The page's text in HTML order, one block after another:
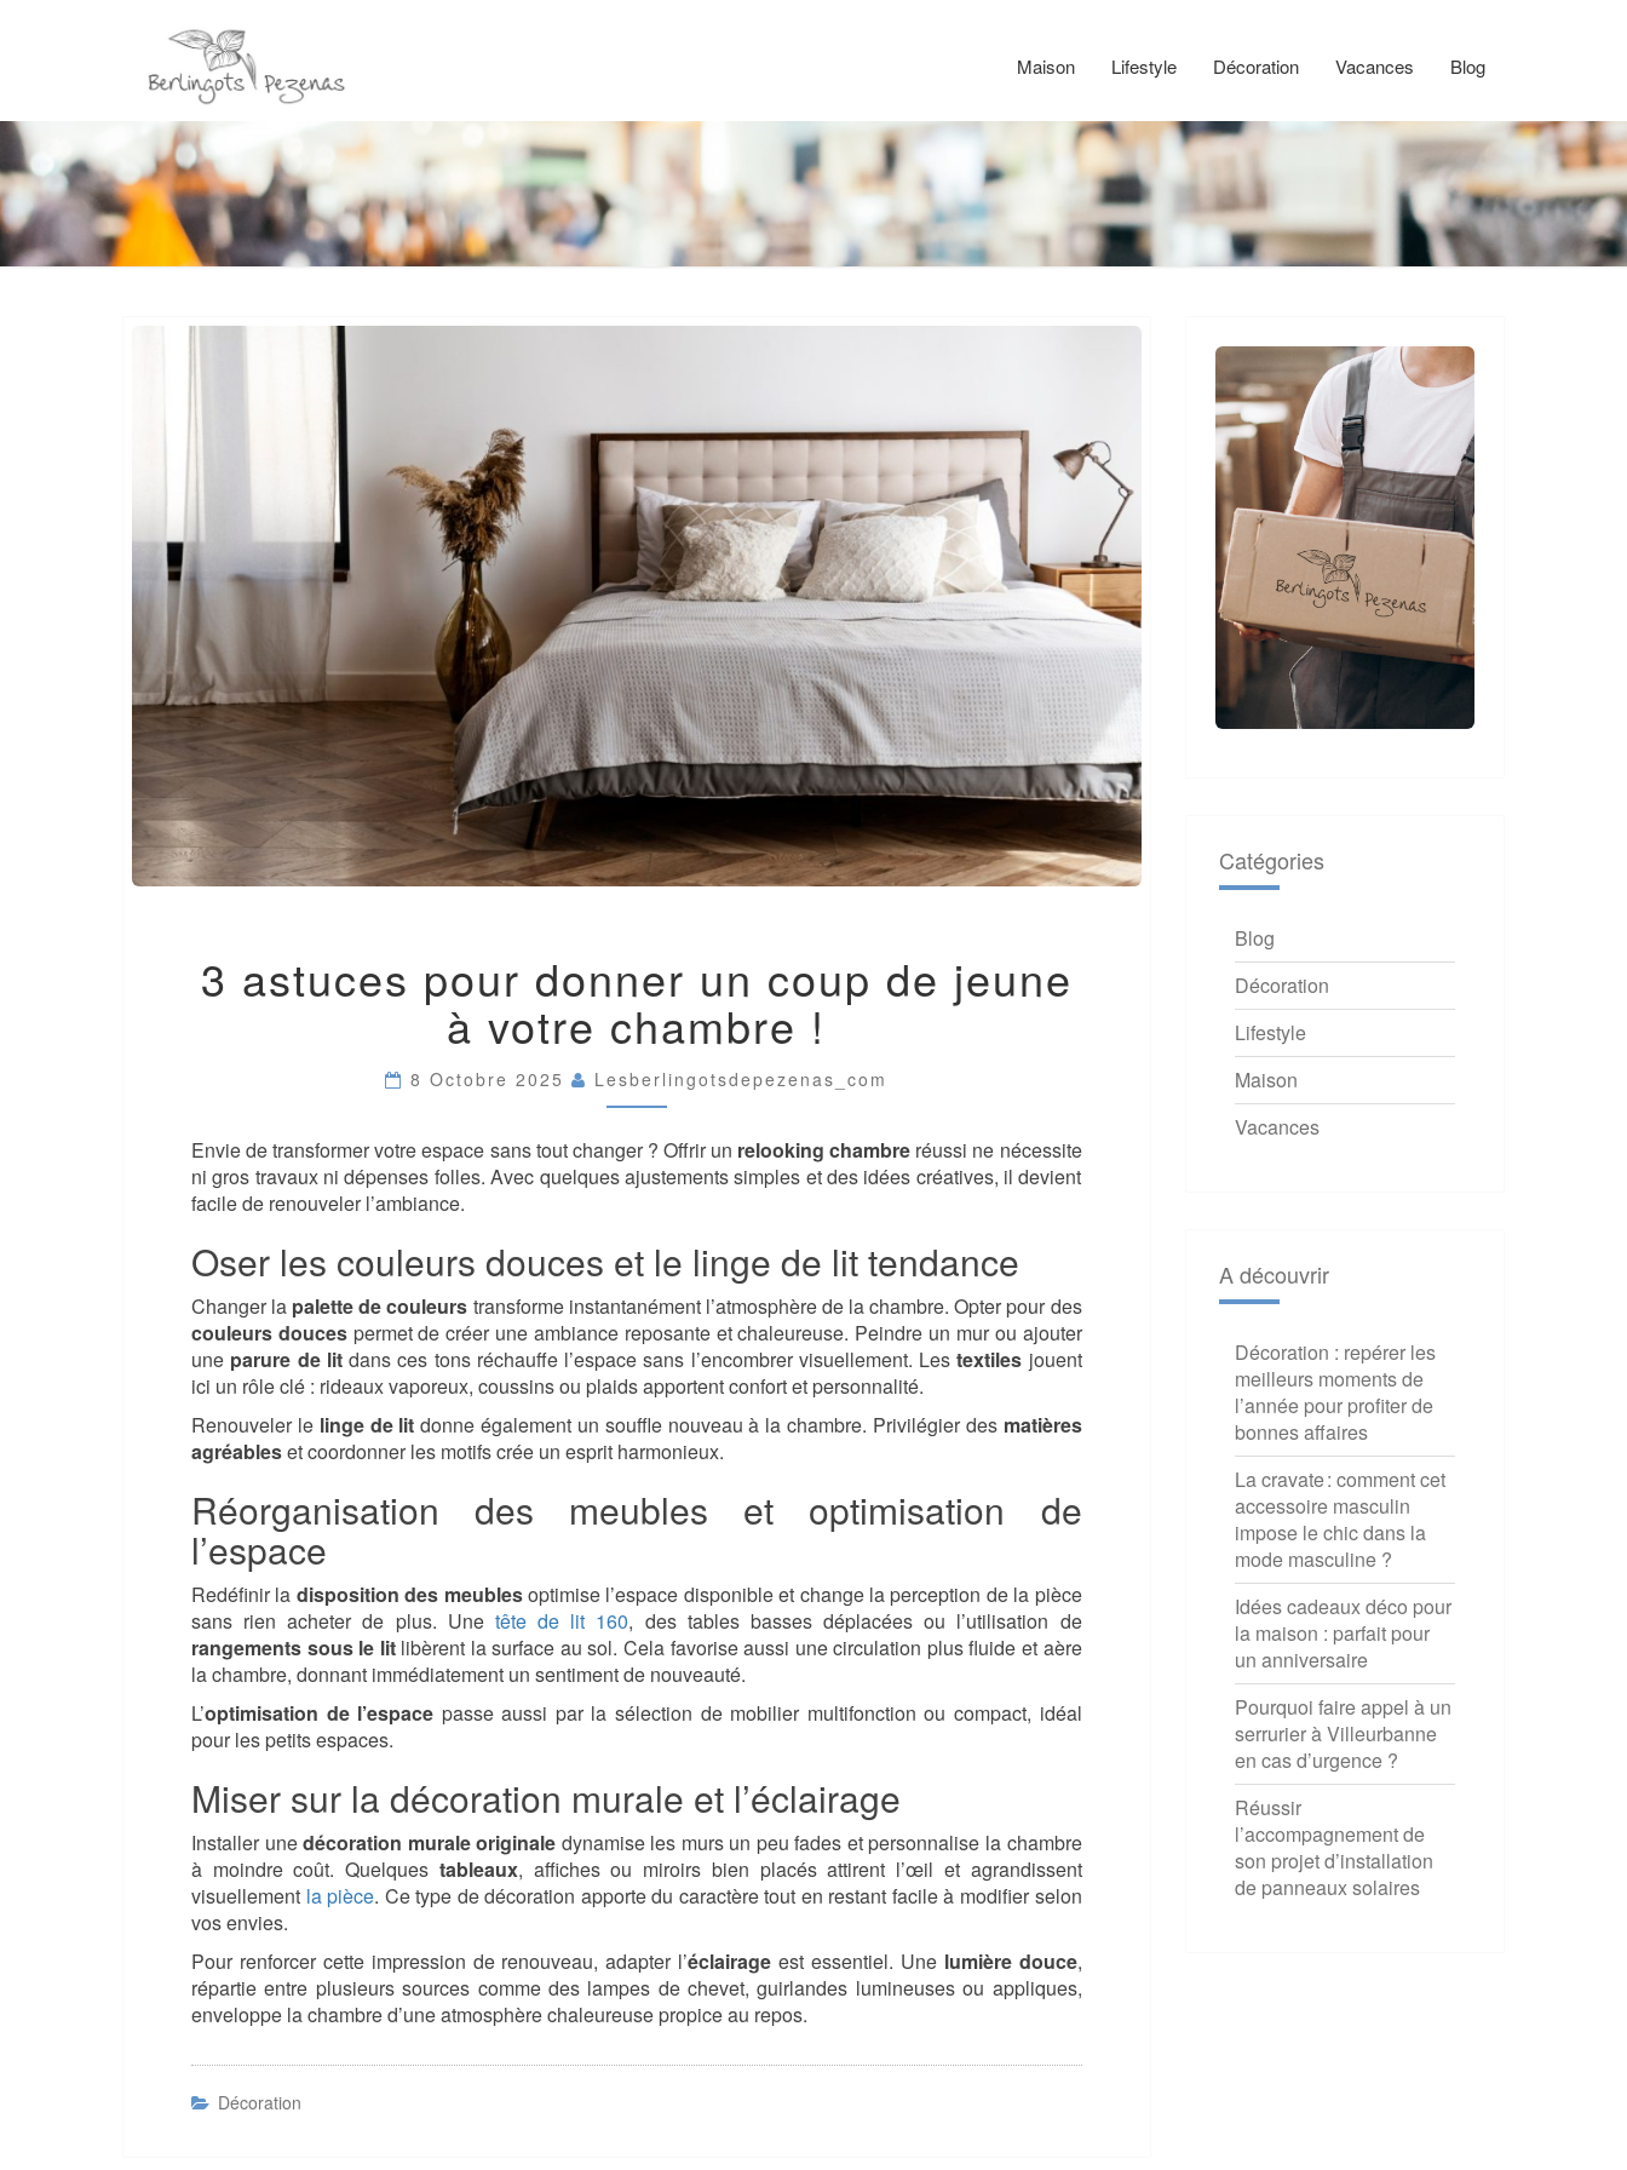
Maison Lifestyle Décoration Vacances Blog
Les
Berlingots
de
Pezenas
POUR
DONNER
UN
DE
JEUNE
VOTRE
CHAMBRE
3 astuces pour donner un coup de jeune
à votre chambre !
8 Octobre 2025 Lesberlingotsdepezenas_com
Envie de transformer votre espace sans tout changer ? Offrir un relooking chambre réussi ne nécessite
ni gros travaux ni dépenses folles. Avec quelques ajustements simples et des idées créatives, il devient
facile de renouveler l’ambiance.
Oser les couleurs douces et le linge de lit tendance
Changer la palette de couleurs transforme instantanément l’atmosphère de la chambre. Opter pour des
couleurs doucespermet de créer une ambiance reposante et chaleureuse. Peindre un mur ou ajouter
une parure de litdans ces tons réchauffe l’espace sans l’encombrer visuellement. Lestextiles jouent
ici un rôle clé : rideaux vaporeux, coussins ou plaids apportent confort et personnalité.
Renouveler le linge de lit donne également un souffle nouveau à la chambre. Privilégier des matières
agréableset coordonner les motifs crée un esprit harmonieux.
Réorganisation des meubles et optimisation de
l’espace
Redéfinir la disposition des meublesoptimise l’espace disponible et change la perception de la pièce
sans rien acheter de plus. Une tête de lit 160, des tables basses déplacées ou l’utilisation de
rangements sous le litlibèrent la surface au sol. Cela favorise aussi une circulation plus fluide et aère
la chambre, donnant immédiatement un sentiment de nouveauté.
L’optimisation de l’espace passe aussi par la sélection de mobilier multifonction ou compact, idéal
pour les petits espaces.
Miser sur la décoration murale et l’éclairage
Installer unedécoration murale originale dynamise les murs un peu fades et personnalise la chambre
à moindre coût. Quelques tableaux, affiches ou miroirs bien placés attirent l’œil et agrandissent
visuellement la pièce. Ce type de décoration apporte du caractère tout en restant facile à modifier selon
vos envies.
Pour renforcer cette impression de renouveau, adapter l’éclairage est essentiel. Une lumière douce,
répartie entre plusieurs sources comme des lampes de chevet, guirlandes lumineuses ou appliques,
enveloppe la chambre d’une atmosphère chaleureuse propice au repos.
Décoration
Catégories
Blog
Décoration
Lifestyle
Maison
Vacances
A découvrir
Décoration : repérer les
meilleurs moments de
l’année pour profiter de
bonnes affaires
La cravate : comment cet
accessoire masculin
impose le chic dans la
mode masculine ?
Idées cadeaux déco pour
la maison : parfait pour
un anniversaire
Pourquoi faire appel à un
serrurier à Villeurbanne
en cas d’urgence ?
Réussir
l’accompagnement de
son projet d’installation
de panneaux solaires